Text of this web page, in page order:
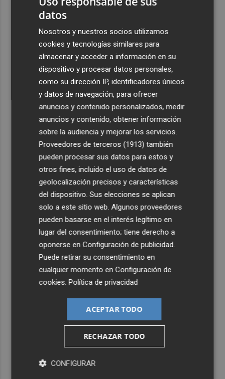
datos
Nosotros y nuestros socios utilizamos
cookies y tecnologías similares para
almacenar y acceder a información en su
dispositivo y procesar datos personales,
como su dirección IP, identificadores únicos
y datos de navegación, para ofrecer
anuncios y contenido personalizados, medir
anuncios y contenido, obtener información
sobre la audiencia y mejorar los servicios.
Proveedores de terceros (1913) también
pueden procesar sus datos para estos y
otros fines, incluido el uso de datos de
geolocalización precisos y características
del dispositivo. Sus elecciones se aplican
solo a este sitio web. Algunos proveedores
pueden basarse en el interés legítimo en
lugar del consentimiento; tiene derecho a
oponerse enConfiguración de publicidad.
Puede retirar su consentimiento en
cualquier momento enConfiguración de
cookies.Política de privacidad
ACEPTAR TODO
RECHAZAR TODO
CONFIGURAR